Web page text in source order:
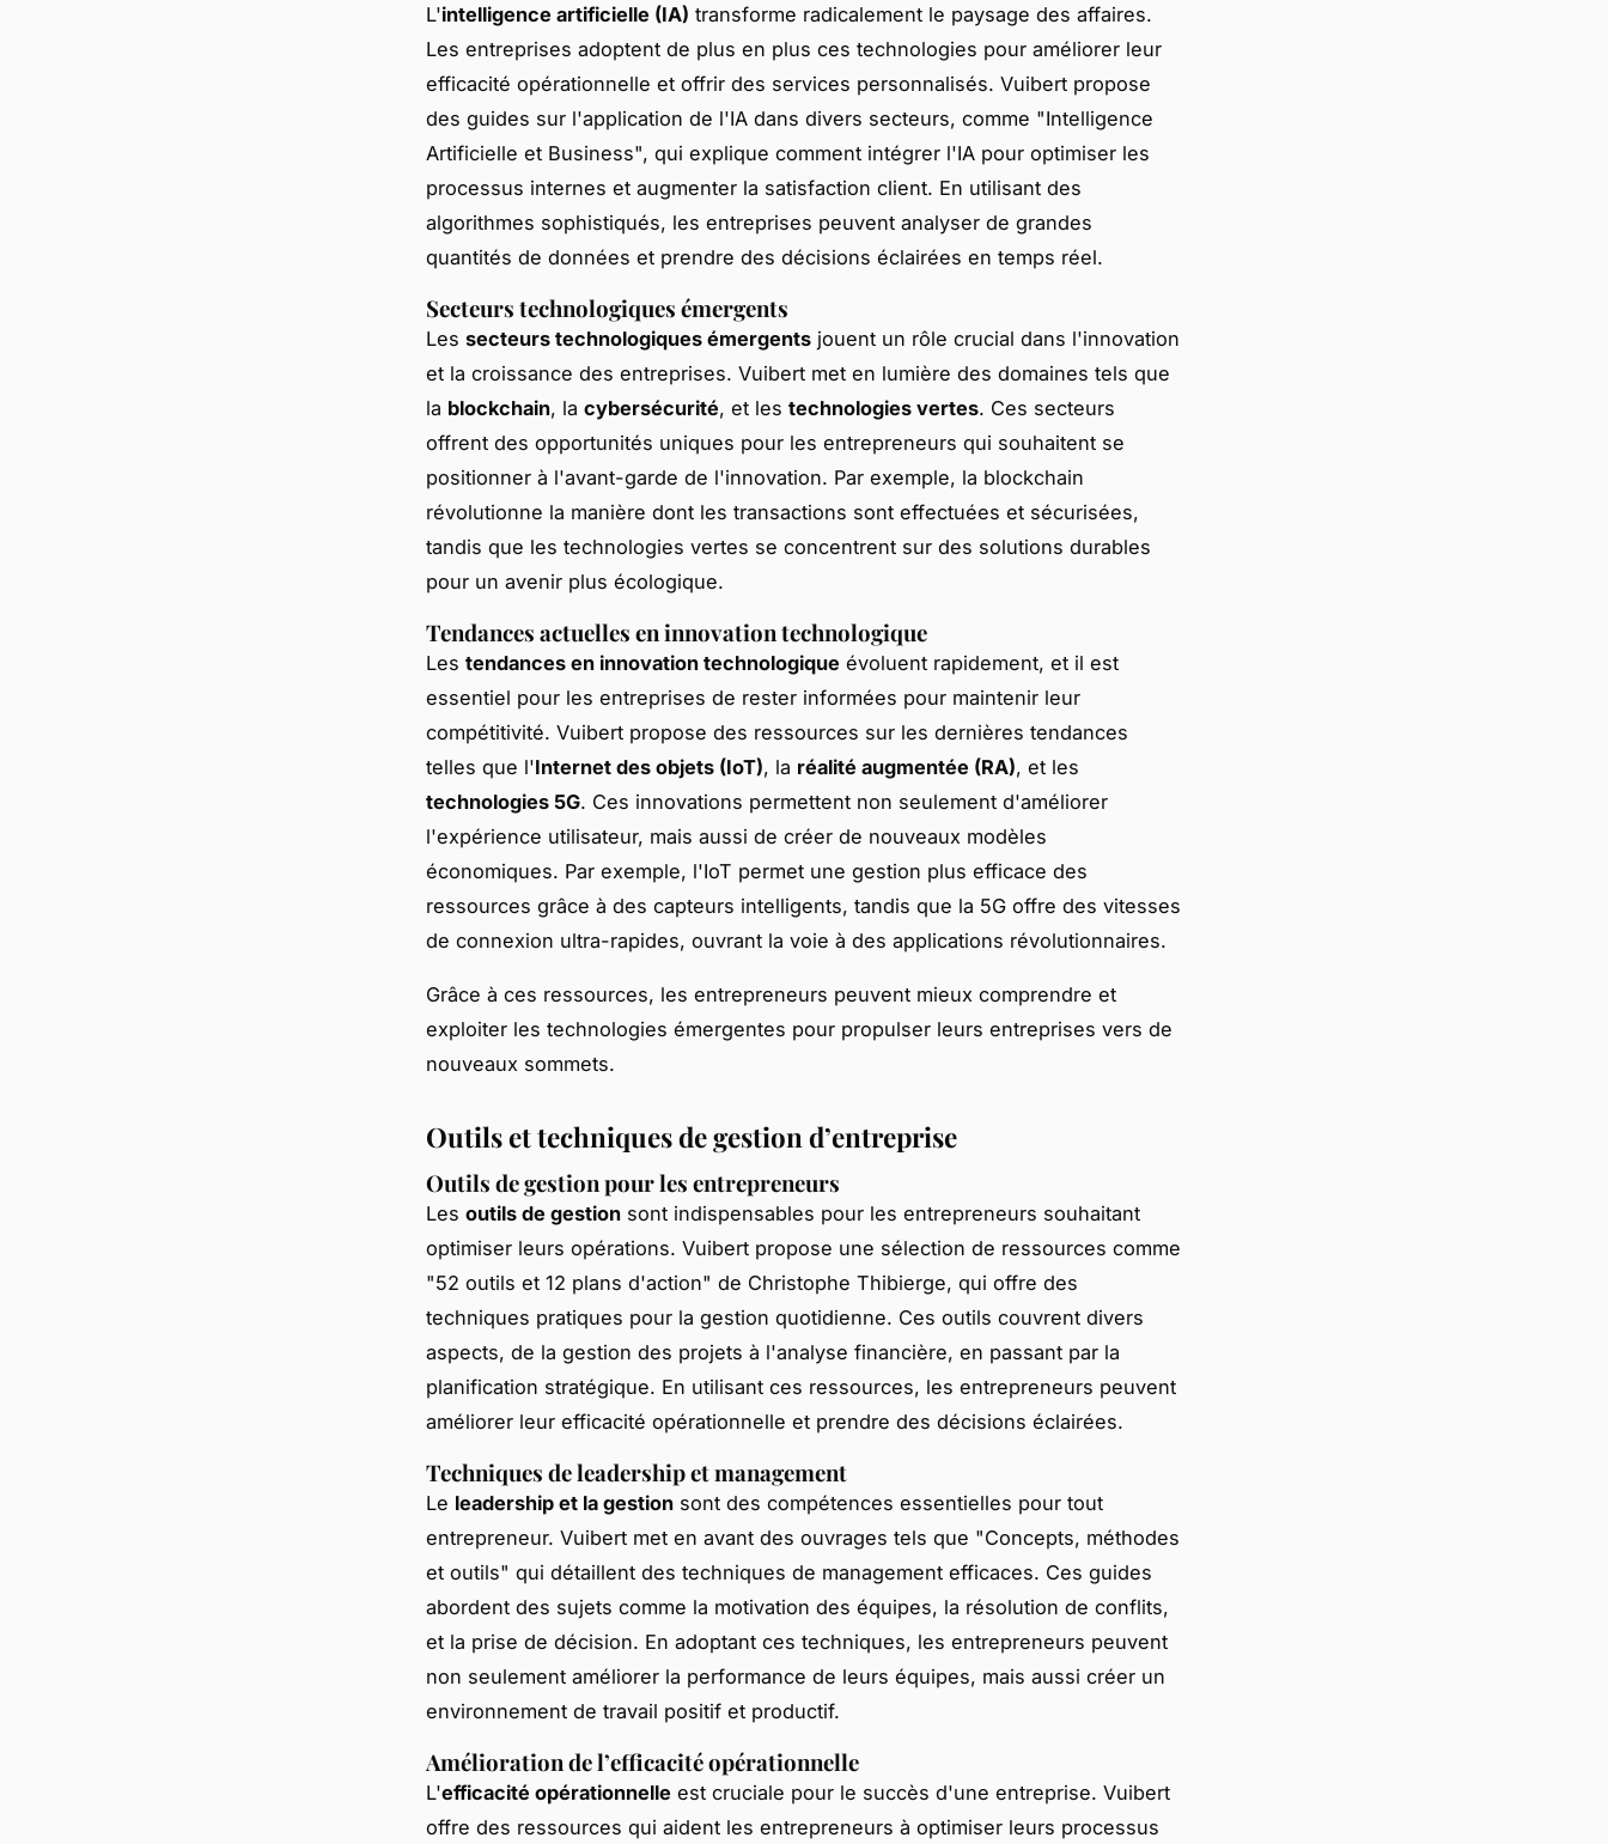
L'intelligence artificielle (IA) transforme radicalement le paysage des affaires.
Les entreprises adoptent de plus en plus ces technologies pour améliorer leur
efficacité opérationnelle et offrir des services personnalisés. Vuibert propose
des guides sur l'application de l'IA dans divers secteurs, comme "Intelligence
Artificielle et Business", qui explique comment intégrer l'IA pour optimiser les
processus internes et augmenter la satisfaction client. En utilisant des
algorithmes sophistiqués, les entreprises peuvent analyser de grandes
quantités de données et prendre des décisions éclairées en temps réel.
Secteurs technologiques émergents
Les secteurs technologiques émergents jouent un rôle crucial dans l'innovation
et la croissance des entreprises. Vuibert met en lumière des domaines tels que
la blockchain, la cybersécurité, et les technologies vertes. Ces secteurs
offrent des opportunités uniques pour les entrepreneurs qui souhaitent se
positionner à l'avant-garde de l'innovation. Par exemple, la blockchain
révolutionne la manière dont les transactions sont effectuées et sécurisées,
tandis que les technologies vertes se concentrent sur des solutions durables
pour un avenir plus écologique.
Tendances actuelles en innovation technologique
Les tendances en innovation technologique évoluent rapidement, et il est
essentiel pour les entreprises de rester informées pour maintenir leur
compétitivité. Vuibert propose des ressources sur les dernières tendances
telles que l'Internet des objets (IoT), la réalité augmentée (RA), et les
technologies 5G. Ces innovations permettent non seulement d'améliorer
l'expérience utilisateur, mais aussi de créer de nouveaux modèles
économiques. Par exemple, l'IoT permet une gestion plus efficace des
ressources grâce à des capteurs intelligents, tandis que la 5G offre des vitesses
de connexion ultra-rapides, ouvrant la voie à des applications révolutionnaires.
Grâce à ces ressources, les entrepreneurs peuvent mieux comprendre et
exploiter les technologies émergentes pour propulser leurs entreprises vers de
nouveaux sommets.
Outils et techniques de gestion d’entreprise
Outils de gestion pour les entrepreneurs
Les outils de gestion sont indispensables pour les entrepreneurs souhaitant
optimiser leurs opérations. Vuibert propose une sélection de ressources comme
"52 outils et 12 plans d'action" de Christophe Thibierge, qui offre des
techniques pratiques pour la gestion quotidienne. Ces outils couvrent divers
aspects, de la gestion des projets à l'analyse financière, en passant par la
planification stratégique. En utilisant ces ressources, les entrepreneurs peuvent
améliorer leur efficacité opérationnelle et prendre des décisions éclairées.
Techniques de leadership et management
Le leadership et la gestion sont des compétences essentielles pour tout
entrepreneur. Vuibert met en avant des ouvrages tels que "Concepts, méthodes
et outils" qui détaillent des techniques de management efficaces. Ces guides
abordent des sujets comme la motivation des équipes, la résolution de conflits,
et la prise de décision. En adoptant ces techniques, les entrepreneurs peuvent
non seulement améliorer la performance de leurs équipes, mais aussi créer un
environnement de travail positif et productif.
Amélioration de l’efficacité opérationnelle
L'efficacité opérationnelle est cruciale pour le succès d'une entreprise. Vuibert
offre des ressources qui aident les entrepreneurs à optimiser leurs processus